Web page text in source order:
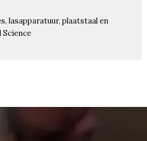
lasapparatuur, plaatstaal en
Science